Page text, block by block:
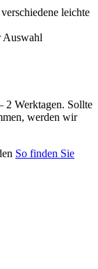
leichte
Auswahl
2 Werktagen. Sollte
werden wir
So finden Sie